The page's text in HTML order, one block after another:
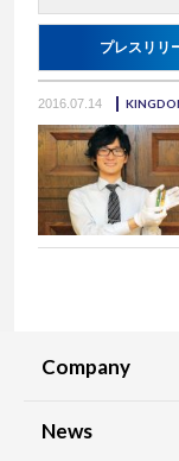
プレスリリ
2016.07.14
Company
News